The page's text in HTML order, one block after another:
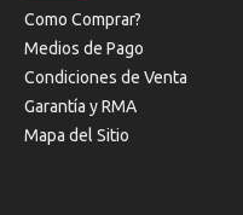
Como Comprar?
Medios de Pago
Condiciones de Venta
Garantía y RMA
Mapa del Sitio